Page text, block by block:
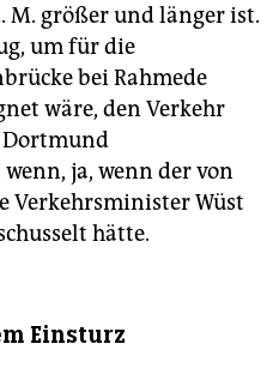
M. größer und länger ist.
um für die
bei Rahmede
wäre, den Verkehr
ja, wenn der von
Verkehrsminister Wüst
hätte.
Einsturz